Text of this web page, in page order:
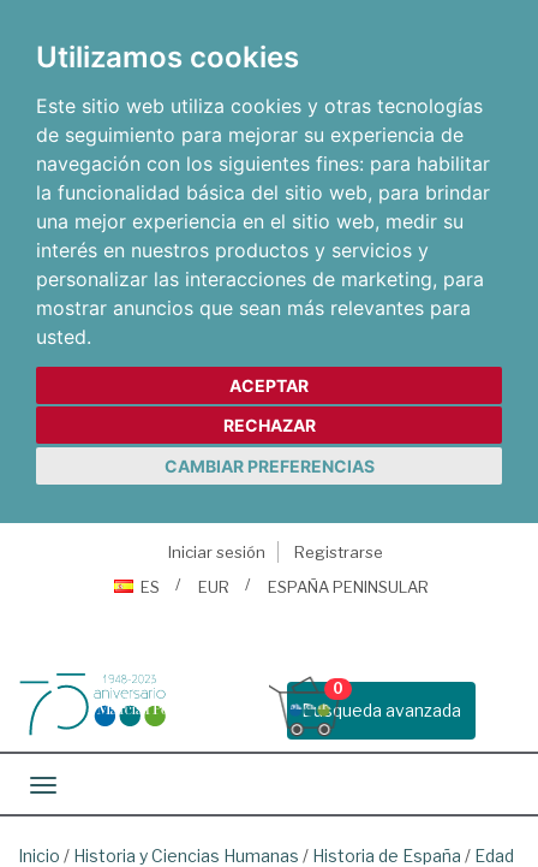
Utilizamos cookies
Este sitio web utiliza cookies y otras tecnologías
de seguimiento para mejorar su experiencia de
navegación con los siguientes fines: para habilitar
la funcionalidad básica del sitio web, para brindar
una mejor experiencia en el sitio web, medir su
interés en nuestros productos y servicios y
personalizar las interacciones de marketing, para
mostrar anuncios que sean más relevantes para
usted.
ACEPTAR
RECHAZAR
CAMBIAR PREFERENCIAS
Iniciar sesión
Registrarse
ES
EUR ESPAÑA PENINSULAR
Busqueda avanzada
0
Toggle navigation
Inicio / Historia y Ciencias Humanas / Historia de España / Edad